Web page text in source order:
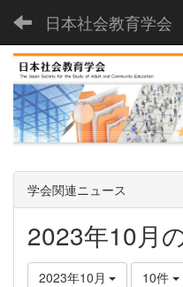
日本社会教育学会
学会関連ニュース
2023年10月
2023年10月 10件